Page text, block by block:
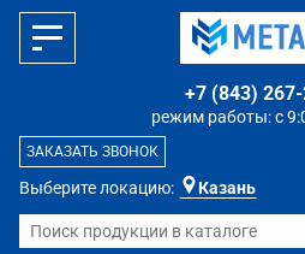
Выберите локацию: Казань
режим работы: с
+7 (843)
ЗАКАЗАТЬ ЗВОНОК